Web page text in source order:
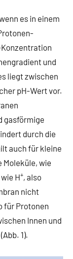
es in einem
und
liegt zwischen
pH-Wert vor.
gasförmige
durch die
auch für kleine
Moleküle, wie
H+, also
nicht
für Protonen
Innen und
1).